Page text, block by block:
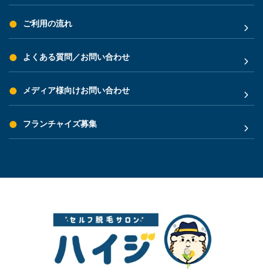
ご利用の流れ
よくある質問／お問い合わせ
メディア様向けお問い合わせ
フランチャイズ募集